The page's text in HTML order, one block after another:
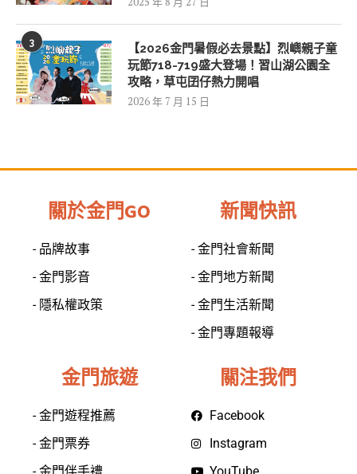
3
【2026金門暑假必去景點】烈嶼親子童
玩節718-719盛大登場！習山湖公園全
攻略，草屯囝仔熱力開唱
2026 年 7 月 15 日
關於金門GO
- 品牌故事
- 金門影音
- 隱私權政策
新聞快訊
- 金門社會新聞
- 金門地方新聞
- 金門生活新聞
- 金門專題報導
金門旅遊
- 金門遊程推薦
- 金門票券
關注我們
Facebook
Instagram